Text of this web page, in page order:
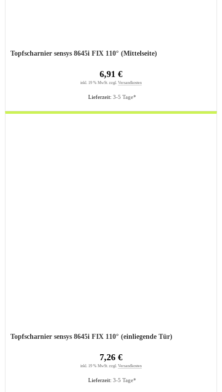
Topfscharnier sensys 8645i FIX 110° (Mittelseite)
Lieferzeit: 3-5 Tage*
6,91 €
inkl. 19 % MwSt. zzgl. Versandkosten
Topfscharnier sensys 8645i FIX 110° (einliegende Tür)
Lieferzeit: 3-5 Tage*
7,26 €
inkl. 19 % MwSt. zzgl. Versandkosten